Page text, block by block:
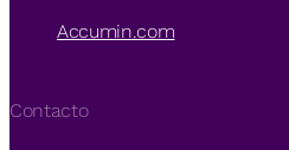
Accumin.com
Contacto